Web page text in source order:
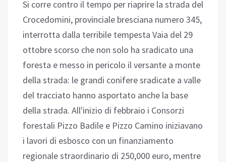
Si corre contro il tempo per riaprire la strada del
Crocedomini, provinciale bresciana numero 345,
interrotta dalla terribile tempesta Vaia del 29
ottobre scorso che non solo ha sradicato una
foresta e messo in pericolo il versante a monte
della strada: le grandi conifere sradicate a valle
del tracciato hanno asportato anche la base
della strada. All'inizio di febbraio i Consorzi
forestali Pizzo Badile e Pizzo Camino iniziavano
i lavori di esbosco con un finanziamento
regionale straordinario di 250,000 euro, mentre